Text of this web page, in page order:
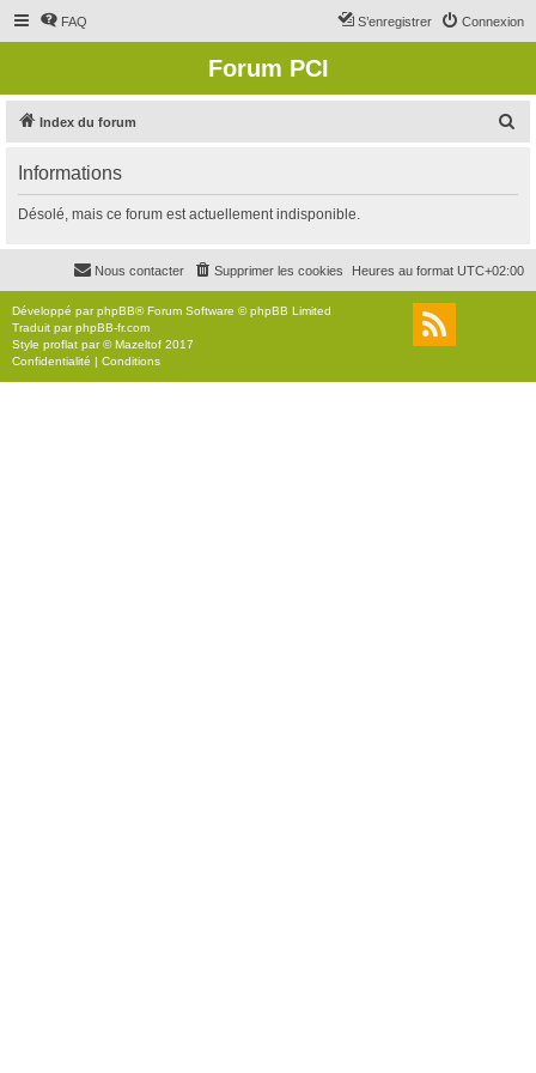
FAQ Connexion
S’enregistrer
Forum PCI
Index du forum
r
c
r
Informations
Désolé, mais ce forum est actuellement indisponible.
Heures au format UTC+02:00
Supprimer les cookies
Nous contacter
Développé parphpBB® Forum Software © phpBB Limited
Traduit parphpBB-fr.com
Style proflat par ©Mazeltof 2017
Confidentialité | Conditions